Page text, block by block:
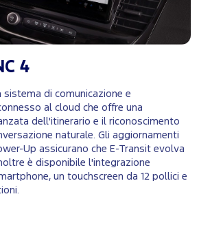
4
sistema di comunicazione e
al cloud che offre una
dell'itinerario e il riconoscimento
naturale. Gli aggiornamenti
Up assicurano che E-Transit evolva
è disponibile l'integrazione
un touchscreen da 12 pollici e